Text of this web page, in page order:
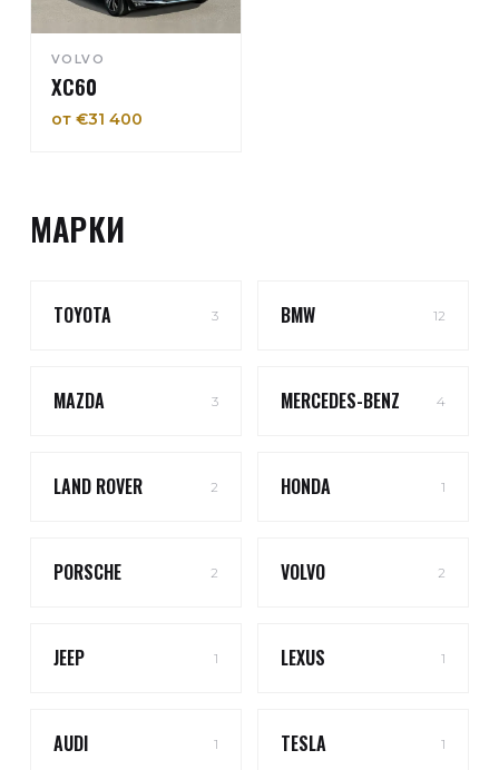
VOLVO
XC60
от €31 400
МАРКИ
TOYOTA 3 BMW 12
MAZDA 3 MERCEDES-BENZ 4
LAND ROVER 2 HONDA 1
PORSCHE 2 VOLVO 2
JEEP 1 LEXUS 1
AUDI 1 TESLA 1